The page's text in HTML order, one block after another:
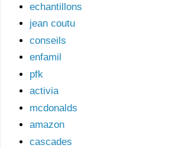
echantillons
jean coutu
conseils
enfamil
pfk
activia
mcdonalds
amazon
cascades